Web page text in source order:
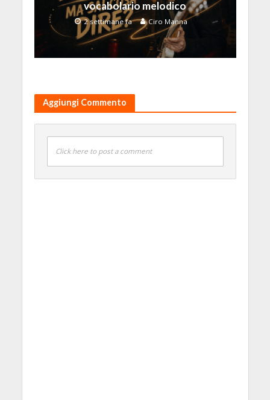
vocabolario melodico
2 settimane fa Ciro Manna
Aggiungi Commento
Click here to post a comment